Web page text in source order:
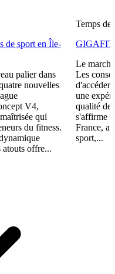
de sport en Île-
palier dans
nouvelles
V4,
qui
du fitness.
atouts offre...
Temps de
GIGAFIT
Le
Les
d'accéder
une
qualité
s'affirme
France,
sport,...